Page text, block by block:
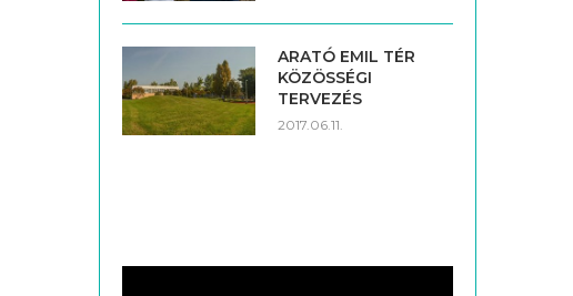
ARATÓ EMIL TÉR
KÖZÖSSÉGI
TERVEZÉS
2017.06.11.